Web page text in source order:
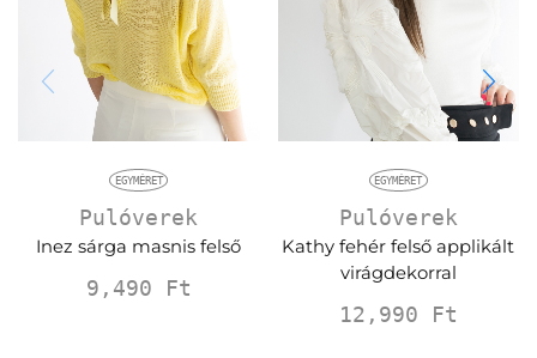
EGYMÉRET
Pulóverek
Inez sárga masnis felső
9,490 Ft
EGYMÉRET
Pulóverek
Kathy fehér felső applikált
virágdekorral
12,990 Ft